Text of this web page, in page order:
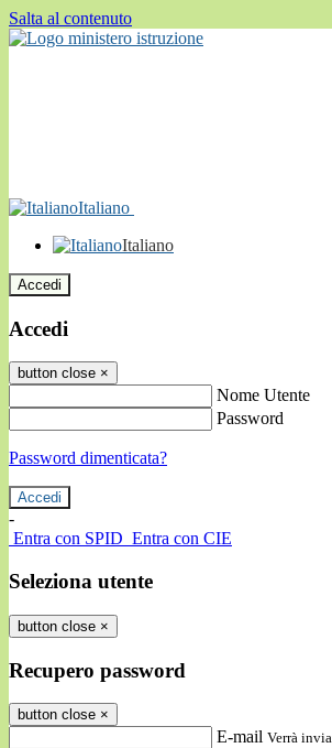
Salta al contenuto
Italiano
Italiano
Accedi
Accedi
button close ×
Nome Utente
Password
Password dimenticata?
-
Entra con SPID Entra con CIE
Seleziona utente
button close ×
Recupero password
button close ×
E-mail Verrà